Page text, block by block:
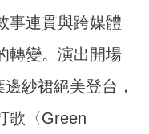
事連貫與跨媒體
轉變。演出開場
紗裙絕美登台，
歌〈Green